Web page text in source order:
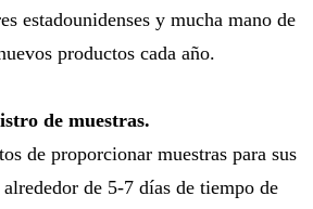
estadounidenses y mucha mano de
productos cada año.
de muestras.
de proporcionar muestras para sus
de 5-7 días de tiempo de